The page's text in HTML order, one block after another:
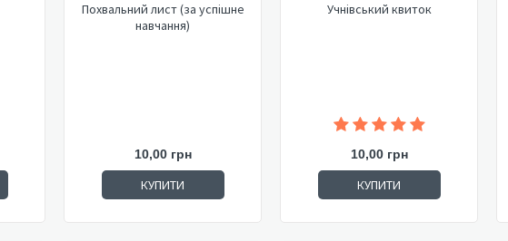
Похвальний лист (за успішне
навчання)
10,00 грн
КУПИТИ
Учнівський квиток
10,00 грн
КУПИТИ